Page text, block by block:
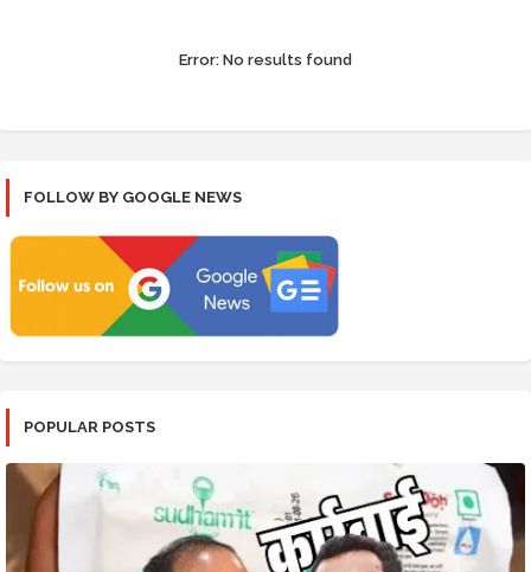
Error: No results found
FOLLOW BY GOOGLE NEWS
POPULAR POSTS